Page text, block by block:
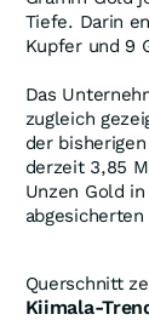
Tiefe. Darin
Kupfer und 9
Das
zugleich
der
derzeit 3,85
Unzen Gold
Querschnitt
Kiimala-